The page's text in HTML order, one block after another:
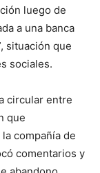
luego de
a una banca
situación que
sociales.
circular entre
que
compañía de
comentarios y